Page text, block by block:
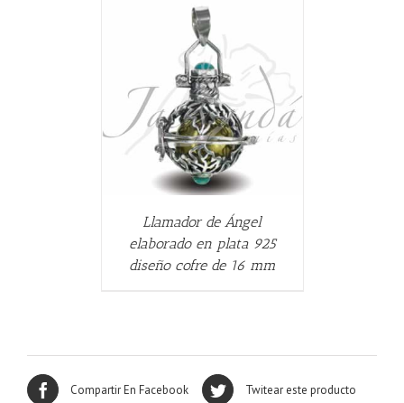
Llamador de Ángel
elaborado en plata 925
diseño cofre de 16 mm
Compartir En Facebook Twitear este producto